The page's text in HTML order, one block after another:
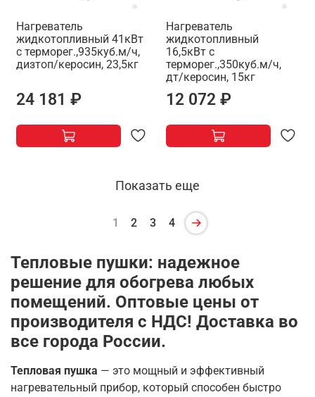
Нагреватель
жидкотопливный 41кВт
с терморег.,935куб.м/ч,
дизтоп/керосин, 23,5кг
24 181 ₽
Нагреватель
жидкотопливный
16,5кВт с
терморег.,350куб.м/ч,
дт/керосин, 15кг
12 072 ₽
Показать еще
1 2 3 4
Тепловые пушки: надежное
решение для обогрева любых
помещений. Оптовые цены от
производителя с НДС! Доставка во
все города России.
Тепловая пушка — это мощный и эффективный
нагревательный прибор, который способен быстро